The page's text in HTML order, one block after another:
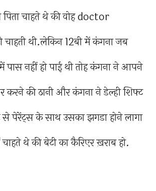
चाहते थे की वोह doctor
चाहती थी.लेकिन 12बी में कंगना जब
नहीं हो पाई थी तोह कंगना ने आपने
की ठानी और कंगना ने डेल्ही शिफ्ट
से पेरेंट्स के साथ उसका झगडा होने लागा
चाहते थे की बेटी का कैरिएर ख़राब हो.